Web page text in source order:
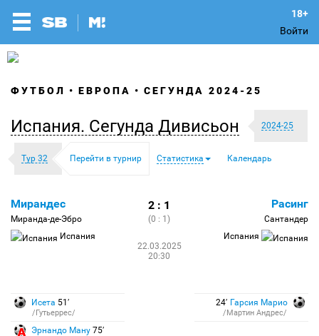
Войти
ФУТБОЛ ЕВРОПА СЕГУНДА 2024-25
Испания. Сегунда Дивисьон 2024-25
Тур 32 Перейти в турнир Статистика Календарь
Мирандес
Миранда-де-Эбро
Испания
2 : 1
(0 : 1)
22.03.2025
20:30
Расинг
Сантандер
Испания
Исета 51′
/Гутьеррес/
Эрнандо Ману 75′
24′ Гарсия Марио
/Мартин Андрес/